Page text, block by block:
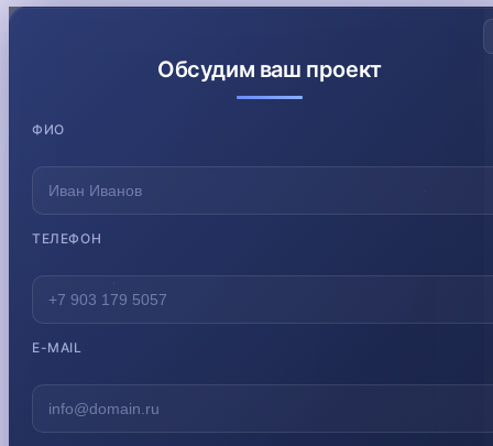
Обсудим ваш проект
ФИО
ТЕЛЕФОН
E-MAIL